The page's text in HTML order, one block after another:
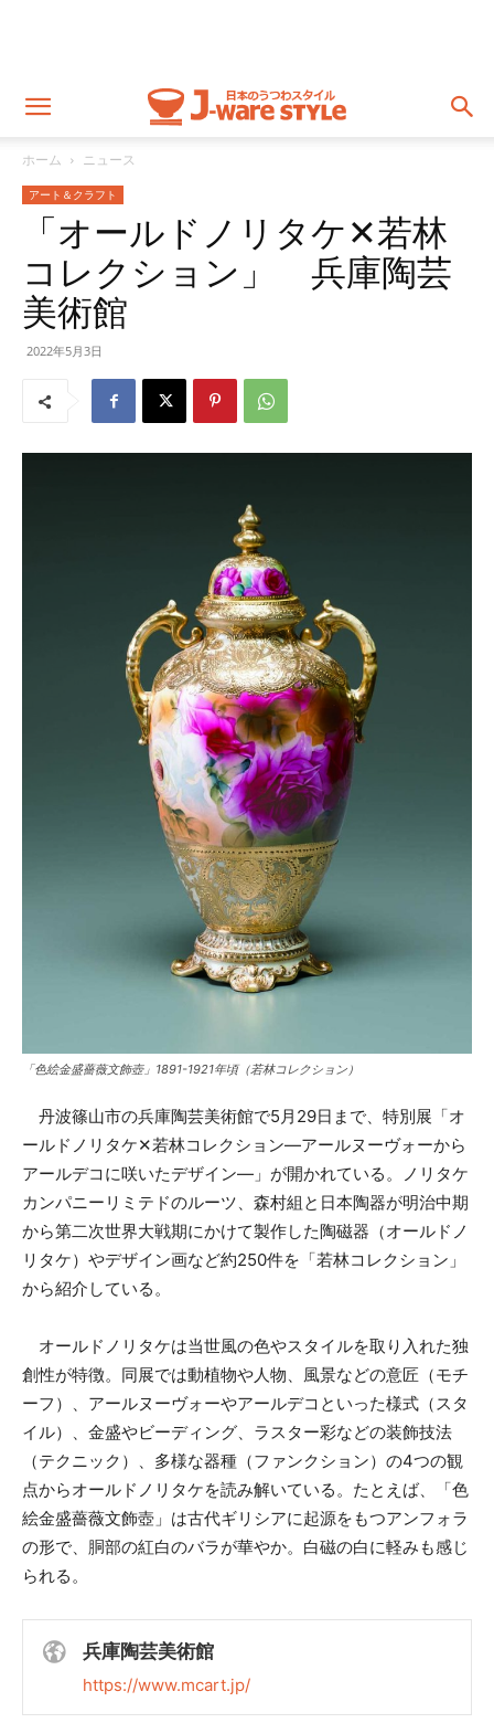
ホーム ニュース
アート＆クラフト
「オールドノリタケ✕若林
コレクション」 兵庫陶芸
美術館
2022年5月3日
「色絵金盛薔薇文飾壺」1891-1921年頃（若林コレクション）
丹波篠山市の兵庫陶芸美術館で5月29日まで、特別展「オ
ールドノリタケ✕若林コレクション―アールヌーヴォーから
アールデコに咲いたデザイン―」が開かれている。ノリタケ
カンパニーリミテドのルーツ、森村組と日本陶器が明治中期
から第二次世界大戦期にかけて製作した陶磁器（オールドノ
リタケ）やデザイン画など約250件を「若林コレクション」
から紹介している。
オールドノリタケは当世風の色やスタイルを取り入れた独
創性が特徴。同展では動植物や人物、風景などの意匠（モチ
ーフ）、アールヌーヴォーやアールデコといった様式（スタ
イル）、金盛やビーディング、ラスター彩などの装飾技法
（テクニック）、多様な器種（ファンクション）の4つの観
点からオールドノリタケを読み解いている。たとえば、「色
絵金盛薔薇文飾壺」は古代ギリシアに起源をもつアンフォラ
の形で、胴部の紅白のバラが華やか。白磁の白に軽みも感じ
られる。
兵庫陶芸美術館
https://www.mcart.jp/